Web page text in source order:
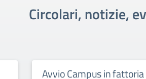
Circolari, notizie,
Avvio Campus in